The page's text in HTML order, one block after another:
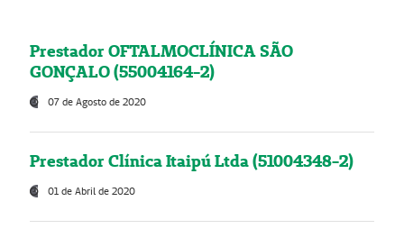
Prestador OFTALMOCLÍNICA SÃO
GONÇALO (55004164-2)
07 de Agosto de 2020
Prestador Clínica Itaipú Ltda (51004348-2)
01 de Abril de 2020